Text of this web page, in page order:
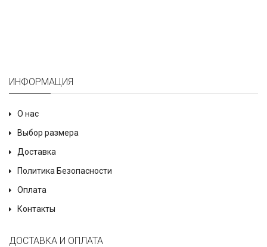
ИНФОРМАЦИЯ
О нас
Выбор размера
Доставка
Политика Безопасности
Оплата
Контакты
ДОСТАВКА И ОПЛАТА